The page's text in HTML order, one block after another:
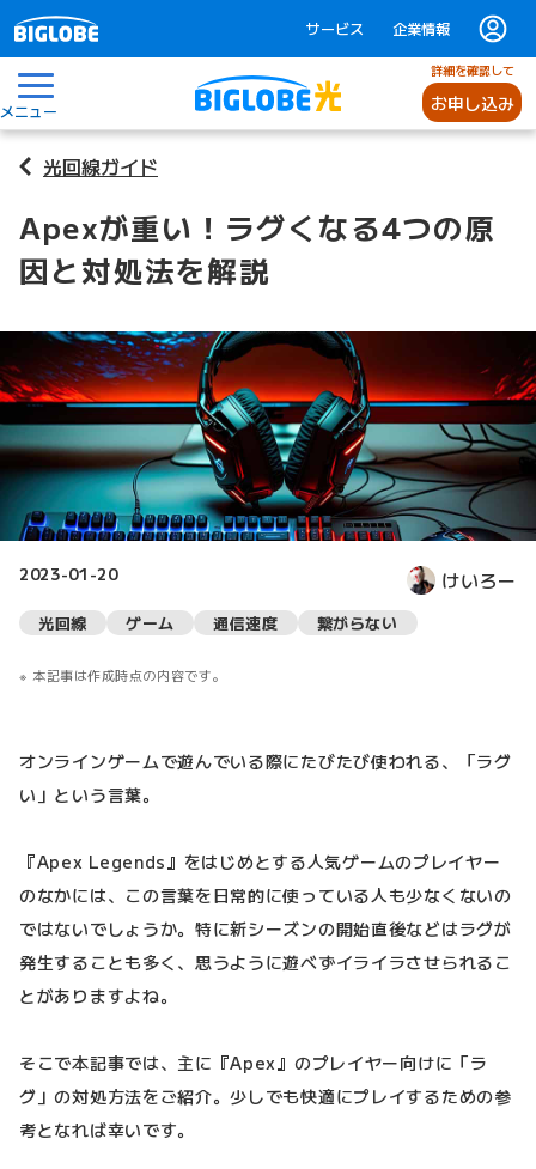
サービス 企業情報
メニュー
詳細を確認して
お申し込み
光回線ガイド
Apexが重い！ラグくなる4つの原
因と対処法を解説
2023-01-20 けいろー
光回線 ゲーム 通信速度 繋がらない
本記事は作成時点の内容です。
オンラインゲームで遊んでいる際にたびたび使われる、「ラグ
い」という言葉。
『Apex Legends』をはじめとする人気ゲームのプレイヤー
のなかには、この言葉を日常的に使っている人も少なくないの
ではないでしょうか。特に新シーズンの開始直後などはラグが
発生することも多く、思うように遊べずイライラさせられるこ
とがありますよね。
そこで本記事では、主に『Apex』のプレイヤー向けに「ラ
グ」の対処方法をご紹介。少しでも快適にプレイするための参
考となれば幸いです。